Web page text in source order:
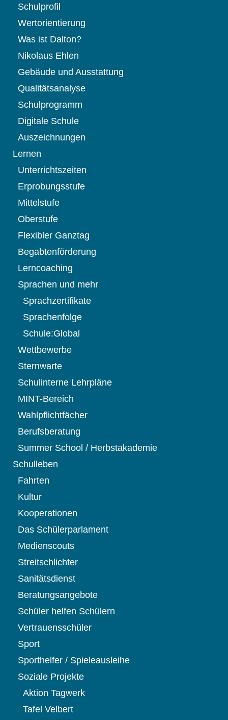
Schulprofil
Wertorientierung
Was ist Dalton?
Nikolaus Ehlen
Gebäude und Ausstattung
Qualitätsanalyse
Schulprogramm
Digitale Schule
Auszeichnungen
Lernen
Unterrichtszeiten
Erprobungsstufe
Mittelstufe
Oberstufe
Flexibler Ganztag
Begabtenförderung
Lerncoaching
Sprachen und mehr
Sprachzertifikate
Sprachenfolge
Schule:Global
Wettbewerbe
Sternwarte
Schulinterne Lehrpläne
MINT-Bereich
Wahlpflichtfächer
Berufsberatung
Summer School / Herbstakademie
Schulleben
Fahrten
Kultur
Kooperationen
Das Schülerparlament
Medienscouts
Streitschlichter
Sanitätsdienst
Beratungsangebote
Schüler helfen Schülern
Vertrauensschüler
Sport
Sporthelfer / Spieleausleihe
Soziale Projekte
Aktion Tagwerk
Tafel Velbert